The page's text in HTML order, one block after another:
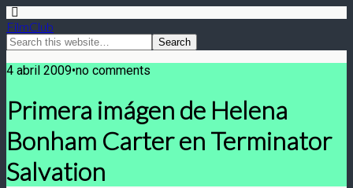
FilmClub
4 abril 2009•no comments
Primera imágen de Helena
Bonham Carter en Terminator
Salvation